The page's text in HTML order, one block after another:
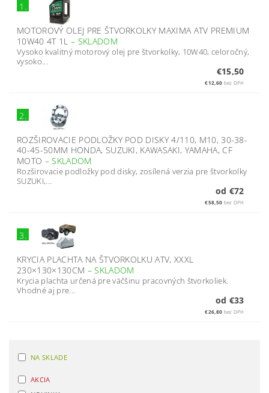
1.
MOTOROVÝ OLEJ PRE ŠTVORKOLKY MAXIMA ATV PREMIUM
10W40 4T 1L – SKLADOM
Vysoko kvalitný motorový olej pre štvorkolky, 10W40, celoročný,
vysoko...
€15,50
€12,60 bez DPH
2.
ROZŠIROVACIE PODLOŽKY POD DISKY 4/110, M10, 30-38-
40-45-50MM HONDA, SUZUKI, KAWASAKI, YAMAHA, CF
MOTO –SKLADOM
Rozširovacie podložky pod disky, zosílená verzia pre štvorkolky
SUZUKI,...
od €72
€58,50 bez DPH
3.
KRYCIA PLACHTA NA ŠTVORKOLKU ATV, XXXL
230×130×130CM –SKLADOM
Krycia plachta určená pre väčšinu pracovných štvorkoliek.
Vhodné aj pre...
od €33
€26,80 bez DPH
NA SKLADE
AKCIA